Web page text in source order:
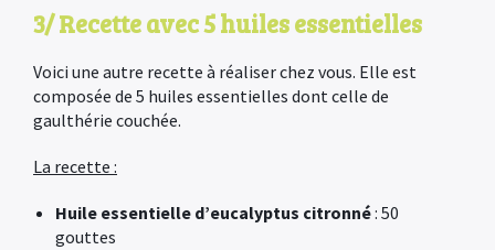
3/ Recette avec 5 huiles essentielles
Voici une autre recette à réaliser chez vous. Elle est
composée de 5 huiles essentielles dont celle de
gaulthérie couchée.
La recette :
Huile essentielle d’eucalyptus citronné: 50
gouttes